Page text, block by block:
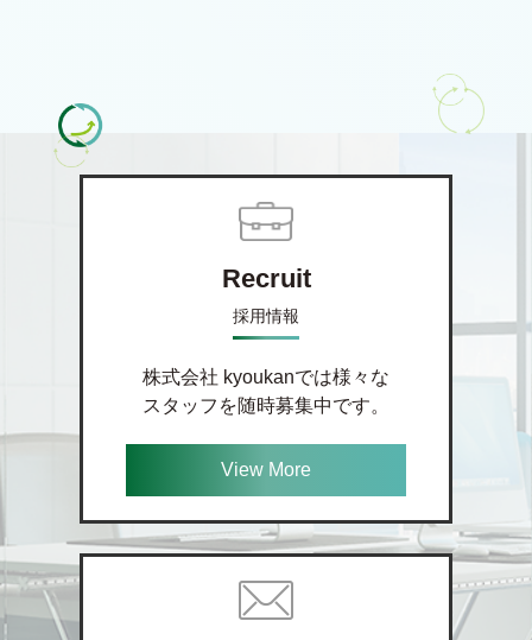
Recruit
採用情報
株式会社 kyoukanでは様々な
スタッフを随時募集中です。
View More